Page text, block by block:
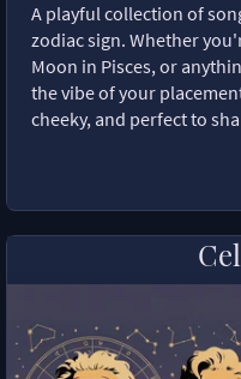
A playful collection of
zodiac sign. Whether
Moon in Pisces, or
the vibe of your
cheeky, and perfect to